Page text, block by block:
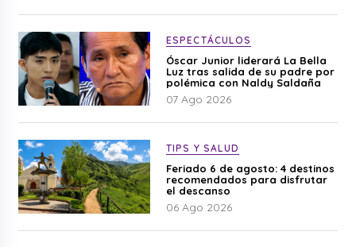
ESPECTÁCULOS
Óscar Junior liderará La Bella
Luz tras salida de su padre por
polémica con Naldy Saldaña
07 Ago 2026
TIPS Y SALUD
Feriado 6 de agosto: 4 destinos
recomendados para disfrutar
el descanso
06 Ago 2026